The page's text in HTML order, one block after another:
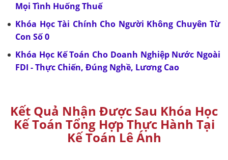
Mọi Tình Huống Thuế
Khóa Học Tài Chính Cho Người Không Chuyên Từ
Con Số 0
Khóa Học Kế Toán Cho Doanh Nghiệp Nước Ngoài
FDI - Thực Chiến, Đúng Nghề, Lương Cao
Kết Quả Nhận Được Sau Khóa Học
Kế Toán Tổng Hợp Thực Hành Tại
Kế Toán Lê Ánh